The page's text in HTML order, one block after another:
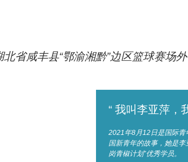
省咸丰县“鄂渝湘黔”边区篮球赛场
“ 我叫李亚萍，
2021年8月12日是国际
国新青年的故事，她是
岗青椒计划”优秀学员。